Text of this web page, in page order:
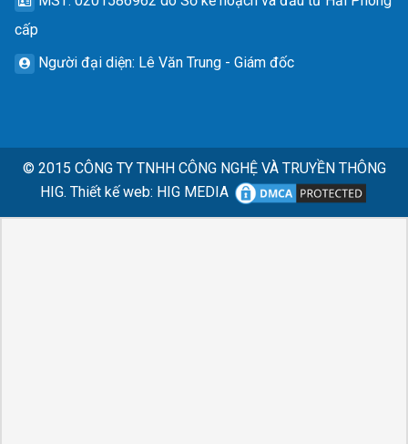
cấp
Người đại diện: Lê Văn Trung - Giám đốc
© 2015 CÔNG TY TNHH CÔNG NGHỆ VÀ TRUYỀN THÔNG
HIG. Thiết kế web: HIG MEDIA